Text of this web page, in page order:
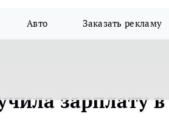
Авто Заказать рекламу
зарплату в